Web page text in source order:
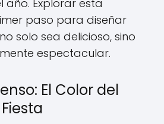
Explorar esta
paso para diseñar
solo sea delicioso, sino
espectacular.
El Color del